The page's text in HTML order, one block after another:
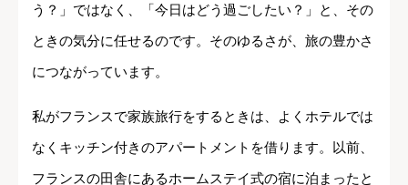
う？」ではなく、「今日はどう過ごしたい？」と、その
ときの気分に任せるのです。そのゆるさが、旅の豊かさ
につながっています。
私がフランスで家族旅行をするときは、よくホテルでは
なくキッチン付きのアパートメントを借ります。以前、
フランスの田舎にあるホームステイ式の宿に泊まったと